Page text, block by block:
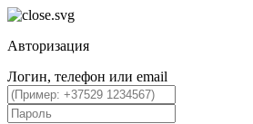
Авторизация
Логин, телефон или email